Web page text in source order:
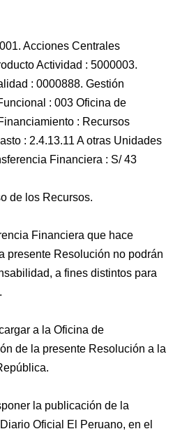
Acciones Centrales
Actividad : 5000003.
: 0000888. Gestión
: 003 Oficina de
: Recursos
: 2.4.13.11 A otras Unidades
Financiera : S/ 43
de los Recursos.
Financiera que hace
presente Resolución no podrán
a fines distintos para
a la Oficina de
de la presente Resolución a la
la publicación de la
Oficial El Peruano, en el